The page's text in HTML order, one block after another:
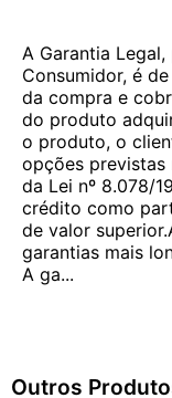
A Garantia
Consumidor, é
da compra e
do produto
o produto, o
opções
da Lei nº 8.078/
crédito como
de valor
garantias mais
A ga...
Outros